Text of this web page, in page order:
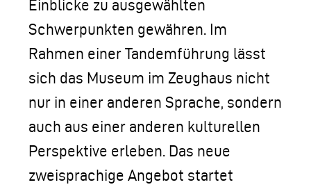
Einblicke zu ausgewählten
Schwerpunkten gewähren. Im
Rahmen einer Tandemführung lässt
sich das Museum im Zeughaus nicht
nur in einer anderen Sprache, sondern
auch aus einer anderen kulturellen
Perspektive erleben. Das neue
zweisprachige Angebot startet